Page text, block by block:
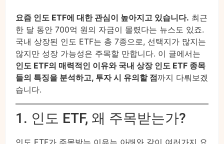
요즘 인도 ETF에 대한 관심이 높아지고 있습니다. 최근
한 달 동안 700억 원의 자금이 몰렸다는 뉴스도 있죠.
국내 상장된 인도 ETF는 총 7종으로, 선택지가 많지는
않지만 성장 가능성은 주목할 만합니다. 이 글에서는
인도 ETF의 매력적인 이유와 국내 상장 인도 ETF 종목
들의 특징을 분석하고, 투자 시 유의할 점까지 다뤄보겠
습니다.
1. 인도 ETF, 왜 주목받는가?
인도 ETF가 주목받는 이유는 아래와 같이 여러가지 요